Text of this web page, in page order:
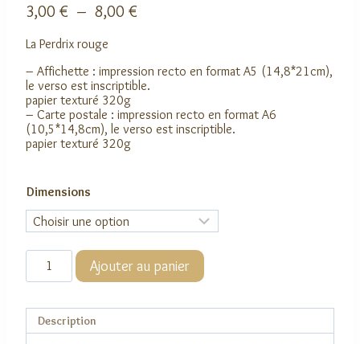
3,00 € – 8,00 €
3,00 €
à
La Perdrix rouge
– Affichette : impression recto en format A5 (14,8*21cm),
le verso est inscriptible.
papier texturé 320g
– Carte postale : impression recto en format A6
(10,5*14,8cm), le verso est inscriptible.
papier texturé 320g
Dimensions
quantité
La
rouge
Ajouter au panier
Description